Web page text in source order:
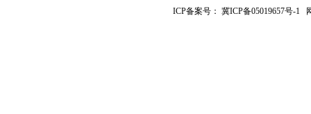
ICP备案号：冀ICP备05019657号-1